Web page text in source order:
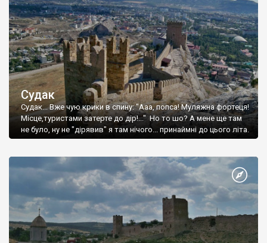
Судак
Судак... Вже чую крики в спину: "Ааа, попса! Муляжна фортеця!
Місце,туристами затерте до дір!..." Но то шо? А мене ще там
не було, ну не "дірявив" я там нічого... принаймні до цього літа.